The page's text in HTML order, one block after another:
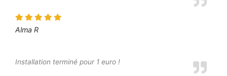
Alma R
Installation terminé pour 1 euro !